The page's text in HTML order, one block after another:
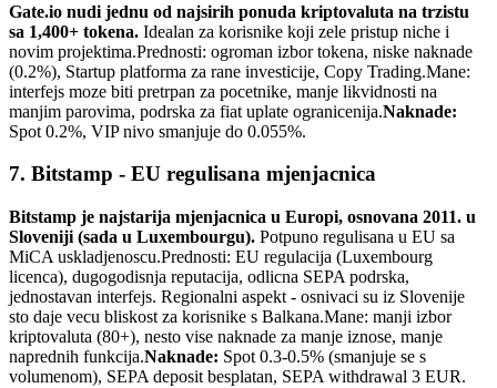
Gate.io nudi jednu od najsirih ponuda kriptovaluta na trzistu
sa 1,400+ tokena. Idealan za korisnike koji zele pristup niche i
novim projektima.Prednosti: ogroman izbor tokena, niske naknade
(0.2%), Startup platforma za rane investicije, Copy Trading.Mane:
interfejs moze biti pretrpan za pocetnike, manje likvidnosti na
manjim parovima, podrska za fiat uplate ogranicenija.Naknade:
Spot 0.2%, VIP nivo smanjuje do 0.055%.
7. Bitstamp - EU regulisana mjenjacnica
Bitstamp je najstarija mjenjacnica u Europi, osnovana 2011. u
Sloveniji (sada u Luxembourgu). Potpuno regulisana u EU sa
MiCA uskladjenoscu.Prednosti: EU regulacija (Luxembourg
licenca), dugogodisnja reputacija, odlicna SEPA podrska,
jednostavan interfejs. Regionalni aspekt - osnivaci su iz Slovenije
sto daje vecu bliskost za korisnike s Balkana.Mane: manji izbor
kriptovaluta (80+), nesto vise naknade za manje iznose, manje
naprednih funkcija.Naknade: Spot 0.3-0.5% (smanjuje se s
volumenom), SEPA deposit besplatan, SEPA withdrawal 3 EUR.